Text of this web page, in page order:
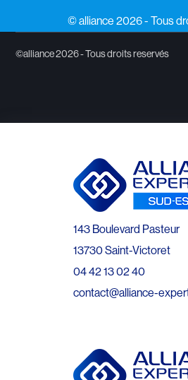
©️ alliance 2026 - Tous
©alliance 2026 - Tous droits reservés
143 Boulevard Pasteur
13730 Saint-Victoret
04 42 13 02 40
contact@alliance-